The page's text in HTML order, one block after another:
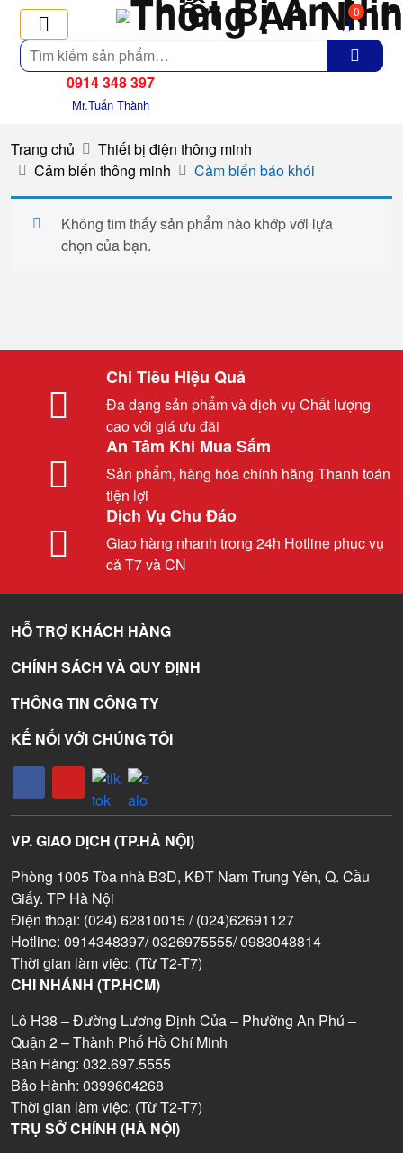
Tìm
kiếm
0
0914 348 397
Mr.Tuấn Thành
Trang chủ
Thiết bị điện thông minh
Cảm biến thông minh
Cảm biến báo khói
Không tìm thấy sản phẩm nào khớp với lựa
chọn của bạn.
Chi Tiêu Hiệu Quả
Đa dạng sản phẩm và dịch vụ Chất lượng
cao với giá ưu đãi
An Tâm Khi Mua Sắm
Sản phẩm, hàng hóa chính hãng Thanh toán
tiện lợi
Dịch Vụ Chu Đáo
Giao hàng nhanh trong 24h Hotline phục vụ
cả T7 và CN
HỖ TRỢ KHÁCH HÀNG
CHÍNH SÁCH VÀ QUY ĐỊNH
THÔNG TIN CÔNG TY
KẾ NỐI VỚI CHÚNG TÔI
VP. GIAO DỊCH (TP.HÀ NỘI)
Phòng 1005 Tòa nhà B3D, KĐT Nam Trung Yên, Q. Cầu
Giấy. TP Hà Nội
Điện thoại: (024) 62810015 / (024)62691127
Hotline: 0914348397/ 0326975555/ 0983048814
Thời gian làm việc: (Từ T2-T7)
CHI NHÁNH (TP.HCM)
Lô H38 – Đường Lương Định Của – Phường An Phú –
Quận 2 – Thành Phố Hồ Chí Minh
Bán Hàng: 032.697.5555
Bảo Hành: 0399604268
Thời gian làm việc: (Từ T2-T7)
TRỤ SỞ CHÍNH (HÀ NỘI)